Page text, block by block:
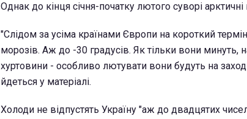
Однак до кінця січня-початку лютого суворі
"Слідом за усіма країнами Європи на короткий
морозів. Аж до -30 градусів. Як тільки вони минуть,
хуртовини - особливо лютувати вони будуть на
йдеться у матеріалі.
Холоди не відпустять Україну "аж до двадцятих